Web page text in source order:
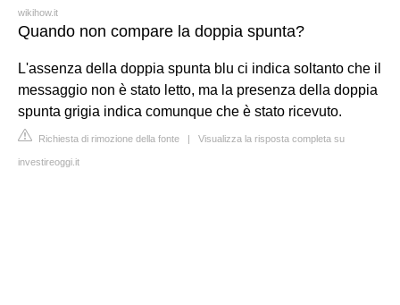
wikihow.it
Quando non compare la doppia spunta?
L'assenza della doppia spunta blu ci indica soltanto che il
messaggio non è stato letto, ma la presenza della doppia
spunta grigia indica comunque che è stato ricevuto.
Richiesta di rimozione della fonte | Visualizza la risposta completa su
investireoggi.it